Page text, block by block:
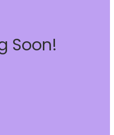
Soon!